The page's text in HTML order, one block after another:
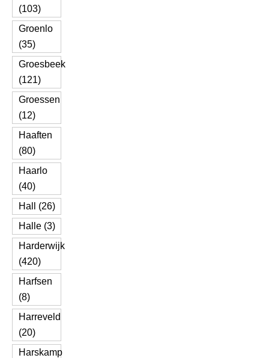
(103)
Groenlo
(35)
Groesbeek
(121)
Groessen
(12)
Haaften
(80)
Haarlo
(40)
Hall (26)
Halle (3)
Harderwijk
(420)
Harfsen
(8)
Harreveld
(20)
Harskamp